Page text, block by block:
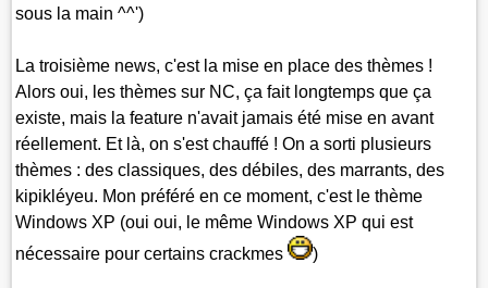
sous la main ^^')
La troisième news, c'est la mise en place des thèmes !
Alors oui, les thèmes sur NC, ça fait longtemps que ça
existe, mais la feature n'avait jamais été mise en avant
réellement. Et là, on s'est chauffé ! On a sorti plusieurs
thèmes : des classiques, des débiles, des marrants, des
kipikléyeu. Mon préféré en ce moment, c'est le thème
Windows XP (oui oui, le même Windows XP qui est
nécessaire pour certains crackmes
)